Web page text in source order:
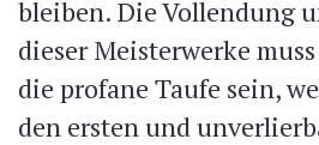
bleiben. Die Vollendung
dieser Meisterwerke
die profane Taufe sein,
den ersten und